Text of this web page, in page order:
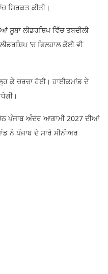
ਸ਼ਿਰਕਤ ਕੀਤੀ।
ਲੀਡਰਸ਼ਿਪ ਵਿੱਚ ਤਬਦੀਲੀ
'ਚ ਫਿਲਹਾਲ ਕੋਈ ਵੀ
ਕੇ ਚਰਚਾ ਹੋਈ। ਹਾਈਕਮਾਂਡ ਦੇ
ਪੰਜਾਬ ਅੰਦਰ ਆਗਾਮੀ 2027 ਦੀਆਂ
ਨੇ ਪੰਜਾਬ ਦੇ ਸਾਰੇ ਸੀਨੀਅਰ